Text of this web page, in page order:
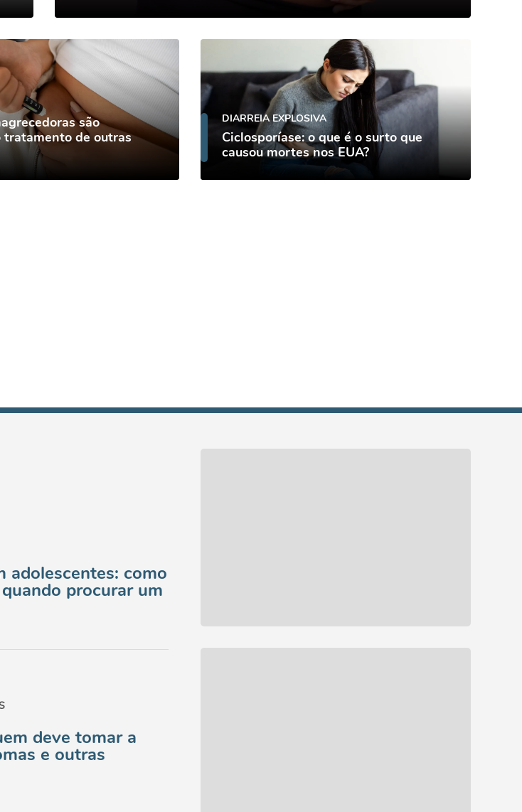
são
tratamento de outras
DIARREIA EXPLOSIVA
Ciclosporíase: o que é o surto que
causou mortes nos EUA?
adolescentes: como
procurar um
deve tomar a
e outras